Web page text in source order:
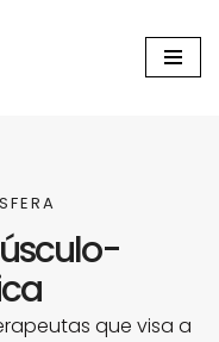
que visa a